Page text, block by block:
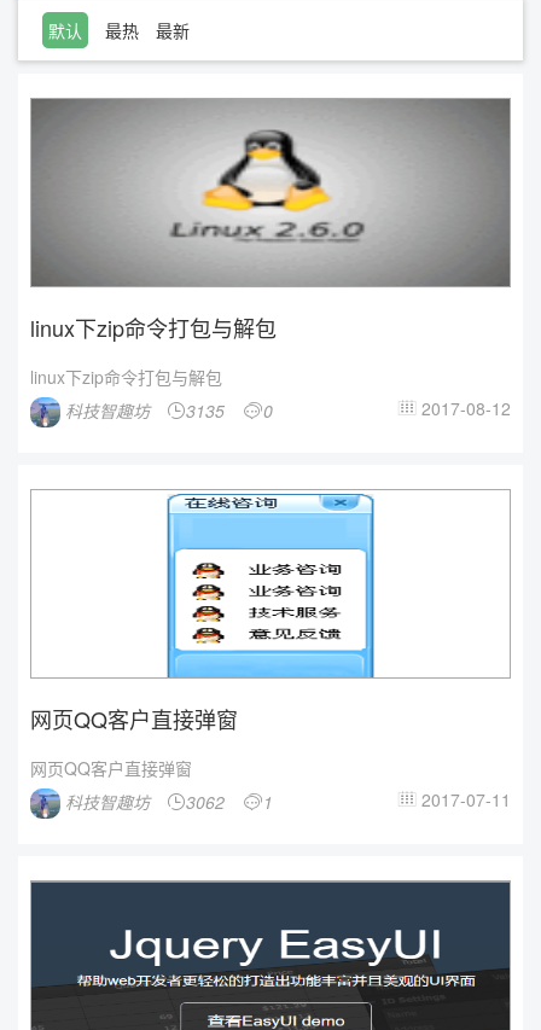
默认 最热 最新
linux下zip命令打包与解包
linux下zip命令打包与解包
科技智趣坊
3135 0  2017-08-12
网页QQ客户直接弹窗
网页QQ客户直接弹窗
科技智趣坊
3062 1  2017-07-11